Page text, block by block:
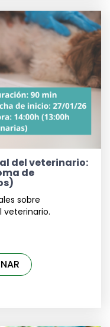
del veterinario:
de
sobre
veterinario.